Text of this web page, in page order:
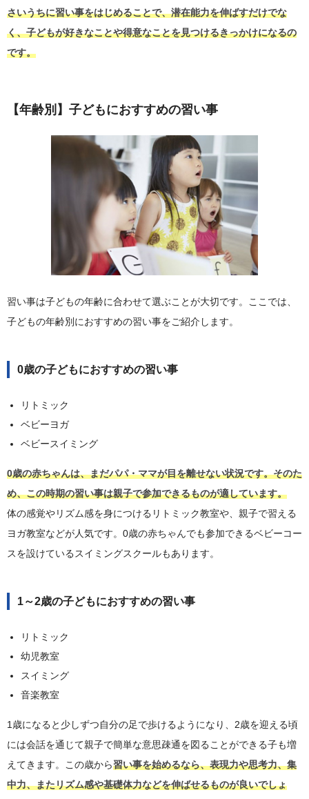
さいうちに習い事をはじめることで、潜在能力を伸ばすだけでな
く、子どもが好きなことや得意なことを見つけるきっかけになるの
です。
【年齢別】子どもにおすすめの習い事
習い事は子どもの年齢に合わせて選ぶことが大切です。ここでは、
子どもの年齢別におすすめの習い事をご紹介します。
0歳の子どもにおすすめの習い事
リトミック
ベビーヨガ
ベビースイミング
0歳の赤ちゃんは、まだパパ・ママが目を離せない状況です。そのた
め、この時期の習い事は親子で参加できるものが適しています。
体の感覚やリズム感を身につけるリトミック教室や、親子で習える
ヨガ教室などが人気です。0歳の赤ちゃんでも参加できるベビーコー
スを設けているスイミングスクールもあります。
1～2歳の子どもにおすすめの習い事
リトミック
幼児教室
スイミング
音楽教室
1歳になると少しずつ自分の足で歩けるようになり、2歳を迎える頃
には会話を通じて親子で簡単な意思疎通を図ることができる子も増
えてきます。この歳から習い事を始めるなら、表現力や思考力、集
中力、またリズム感や基礎体力などを伸ばせるものが良いでしょ